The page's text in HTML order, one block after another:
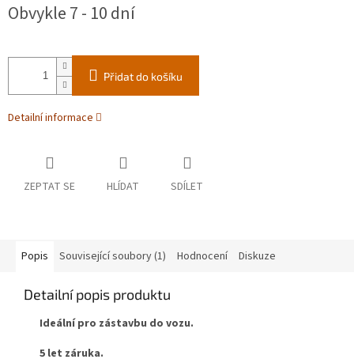
cena:
Obvykle 7 - 10 dní
Přidat do košíku
Detailní informace
ZEPTAT SE HLÍDAT SDÍLET
Popis Související soubory (1) Hodnocení Diskuze
Detailní popis produktu
Ideální pro zástavbu do vozu.
5 let záruka.